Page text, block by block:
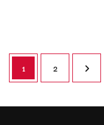
Paginazione
degli
articoli
Pagina
1 Pagina
2